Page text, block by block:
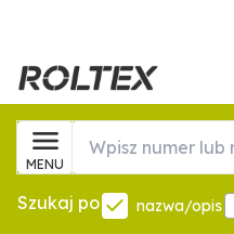
MENU
Szukaj po nazwa/opis